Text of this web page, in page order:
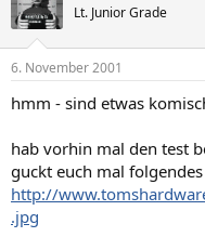
Lt. Junior Grade
6. November 2001
hmm - sind etwas
hab vorhin mal den test
guckt euch mal
http://
.jpg